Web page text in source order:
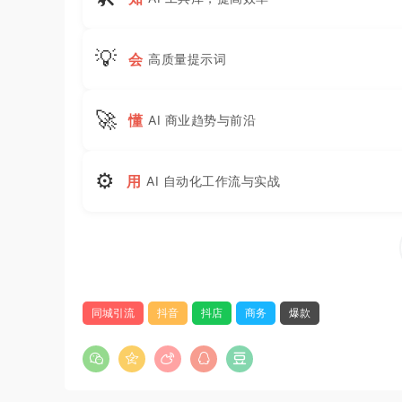
💡 会 高质量提示词
🚀 懂 AI 商业趋势与前沿
⚙ 用 AI 自动化工作流与实战
同城引流 抖音 抖店 商务 爆款